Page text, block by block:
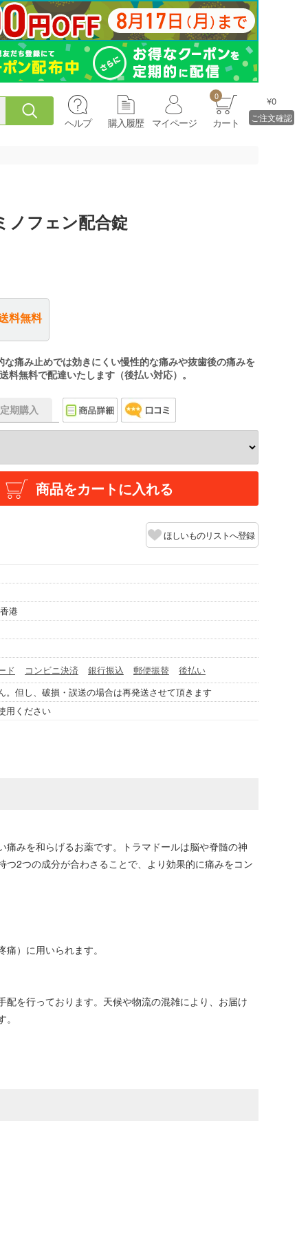
ヘルプ 購入履歴 マイページ
0
カート
¥0
ご注文確認
ノフェン配合錠
料無料
痛み止めでは効きにくい慢性的な痛みや抜歯後の痛みを
無料で配達いたします（後払い対応）。
期購入
商品をカートに入れる
ほしいものリストへ登録
港
ド コンビニ決済 銀行振込 郵便振替
後払い
。但し、破損・誤送の場合は再発送させて頂きます
用ください
みを和らげるお薬です。トラマドールは脳や脊髄の神
2つの成分が合わさることで、より効果的に痛みをコン
）に用いられます。
を行っております。天候や物流の混雑により、お届け